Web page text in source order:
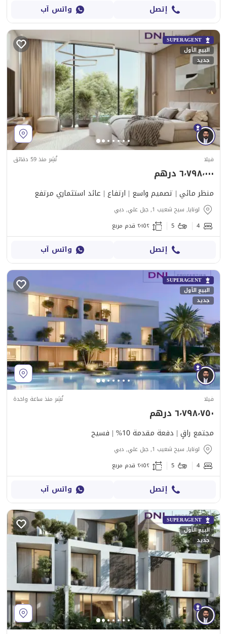
إتصل واتس آب
SUPERAGENT
البيع الأول
جديد
فيلا نُشِر منذ 59 دقائق
٦٬٧٩٨٬٠٠٠ درهم
منظر مائي | تصميم واسع | ارتفاع | عائد استثماري مرتفع
لونايا, سيح شعيب 1, جبل علي, دبي
4
5 ٢٬١٥٢ قدم مربع
إتصل واتس آب
SUPERAGENT
البيع الأول
جديد
فيلا نُشِر منذ ساعة واحدة
٦٬٧٩٨٬٧٥٠ درهم
مجتمع راقٍ | دفعة مقدمة 10% | فسيح
لونايا, سيح شعيب 1, جبل علي, دبي
4
5 ٢٬١٥٢ قدم مربع
إتصل واتس آب
SUPERAGENT
البيع الأول
جديد